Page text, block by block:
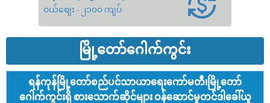
ဝယ်စျေး - ၂၁၀၀ ကျပ်
မြို့တော်ဂေါက်ကွင်း
ရန်ကုန်မြို့တော်စည်ပင်သာယာရေးကော်မတီ၊မြို့တော်
ဂေါက်ကွင်းရှိ စားသောက်ဆိုင်များ ဝန်ဆောင်မှုတင်ဒါခေါ်ယူ